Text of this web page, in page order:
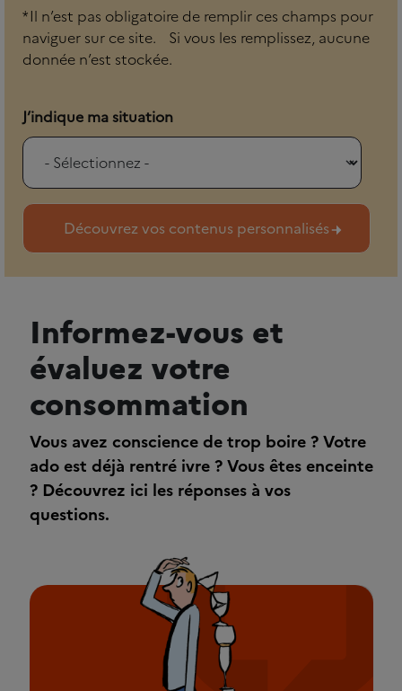
* Il n’est pas obligatoire de remplir ces champs pour
naviguer sur ce site. Si vous les remplissez, aucune
donnée n’est stockée.
J’indique ma situation
Informez-vous et
évaluez votre
consommation
Vous avez conscience de trop boire ? Votre
ado est déjà rentré ivre ? Vous êtes enceinte
? Découvrez ici les réponses à vos
questions.